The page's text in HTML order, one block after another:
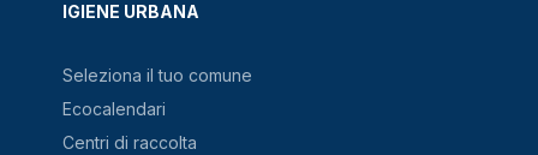
IGIENE URBANA
Seleziona il tuo comune
Ecocalendari
Centri di raccolta